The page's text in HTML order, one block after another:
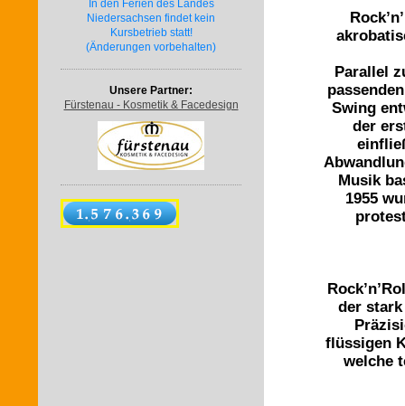
In den Ferien des Landes
Niedersachsen findet kein
Kursbetrieb statt!
(Änderungen vorbehalten)
Unsere Partner:
Fürstenau - Kosmetik & Facedesign
Parallel
Swing
der
Musik
1955
der
flüssigen
welche